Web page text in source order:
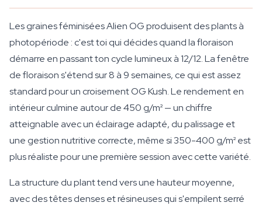
Les graines féminisées Alien OG produisent des plants à
photopériode : c'est toi qui décides quand la floraison
démarre en passant ton cycle lumineux à 12/12. La fenêtre
de floraison s'étend sur 8 à 9 semaines, ce qui est assez
standard pour un croisement OG Kush. Le rendement en
intérieur culmine autour de 450 g/m² — un chiffre
atteignable avec un éclairage adapté, du palissage et
une gestion nutritive correcte, même si 350-400 g/m² est
plus réaliste pour une première session avec cette variété.
La structure du plant tend vers une hauteur moyenne,
avec des têtes denses et résineuses qui s'empilent serré